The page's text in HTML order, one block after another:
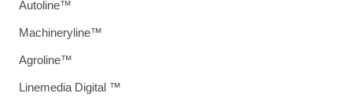
Autoline™
Machineryline™
Agroline™
Linemedia Digital ™